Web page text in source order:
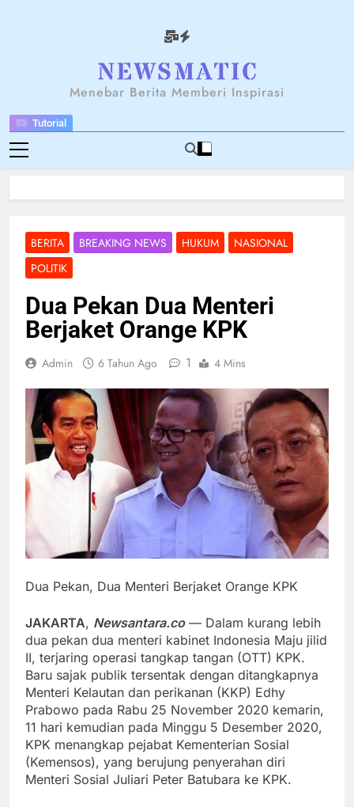
Tutorial
NEWSANTARA
Menebar Berita Memberi Inspirasi
BERITA BREAKING NEWS HUKUM
NASIONAL
POLITIK
Dua Pekan Dua Menteri
Berjaket Orange KPK
Admin 6 Tahun Ago 1 4 Mins
Dua Pekan, Dua Menteri Berjaket Orange KPK
JAKARTA, Newsantara.co— Dalam kurang lebih
dua pekan dua menteri kabinet Indonesia Maju jilid
II, terjaring operasi tangkap tangan (OTT) KPK.
Baru sajak publik tersentak dengan ditangkapnya
Menteri Kelautan dan perikanan (KKP) Edhy
Prabowo pada Rabu 25 November 2020 kemarin,
11 hari kemudian pada Minggu 5 Desember 2020,
KPK menangkap pejabat Kementerian Sosial
(Kemensos), yang berujung penyerahan diri
Menteri Sosial Juliari Peter Batubara ke KPK.